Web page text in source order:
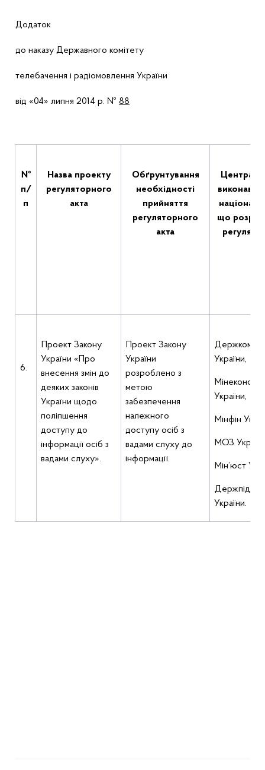
Додаток
до наказу Державного комітету
телебачення і радіомовлення України
від «04» липня 2014 р. № 88
№
п/
п
Назва проекту
регуляторного
акта
Обґрунтування
необхідності
прийняття
регуляторного
акта
що
6.
Проект Закону
України «Про
внесення змін до
деяких законів
України щодо
поліпшення
доступу до
інформації осіб з
вадами слуху».
Проект Закону
України
розроблено з
метою
забезпечення
належного
доступу осіб з
вадами слуху до
інформації.
України,
України,
Мінфін
МОЗ
Мін’юст
України.